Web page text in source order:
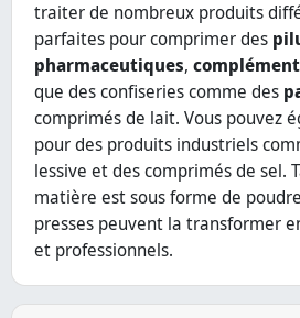
traiter de nombreux produits
parfaites pour comprimer des
pharmaceutiques,
que des confiseries comme des
comprimés de lait. Vous pouvez
pour des produits industriels
lessive et des comprimés de sel.
matière est sous forme de
presses peuvent la transformer
et professionnels.